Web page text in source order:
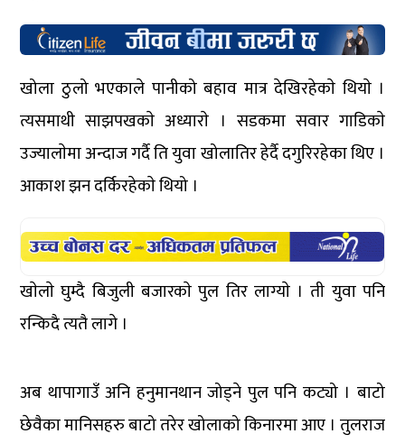
खोला ठुलो भएकाले पानीको बहाव मात्र देखिरहेकाे थियाे ।
त्यसमाथी साझपखकाे अध्याराे । सडकमा सवार गाडिकाे
उज्यालाेमा अन्दाज गर्दै ति युवा खोलातिर हेर्दै दगुरिरहेका थिए ।
आकाश झन दर्किरहेकाे थियो ।
खाेलाे घुम्दै बिजुली बजारकाे पुल तिर लाग्याे । ती युवा पनि
रन्किदै त्यतै लागे ।
अब थापागाउँ अनि हनुमानथान जोड्ने पुल पनि कट्यो । बाटो
छेवैका मानिसहरु बाटो तरेर खोलाको किनारमा आए । तुलराज